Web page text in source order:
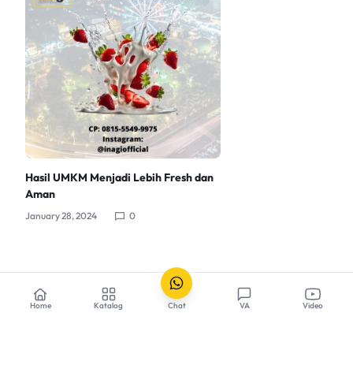
Hasil UMKM Menjadi Lebih Fresh dan
Aman
January 28, 2024 0
Home Katalog Chat VA Video